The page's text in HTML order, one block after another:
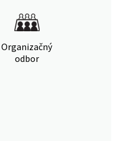
Organizačný
odbor